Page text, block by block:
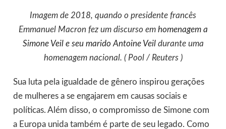
Imagem de 2018, quando o presidente francês
Emmanuel Macron fez um discurso em homenagem a
Simone Veil e seu marido Antoine Veildurante uma
homenagem nacional. ( Pool / Reuters )
Sua luta pela igualdade de gênero inspirou gerações
de mulheres a se engajarem em causas sociais e
políticas. Além disso, o compromisso de Simone com
a Europa unida também é parte de seu legado. Como